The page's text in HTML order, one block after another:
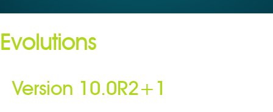
Nos produits
Solution Serveur
Solutions Tablettes
Evolutions
Version 10.0R2+1